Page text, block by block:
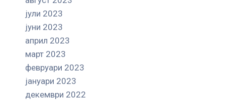
јули 2023
јуни 2023
април 2023
март 2023
февруари 2023
јануари 2023
декември 2022